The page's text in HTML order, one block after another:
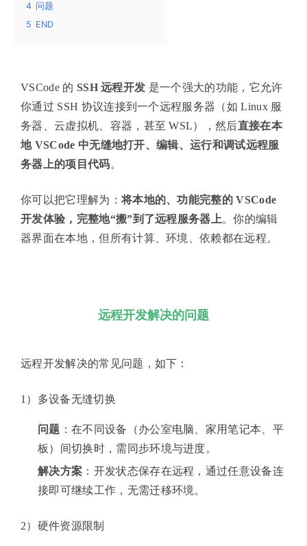
4 问题
5 END
VSCode 的 SSH 远程开发 是一个强大的功能，它允许
你通过 SSH 协议连接到一个远程服务器（如 Linux 服
务器、云虚拟机、容器，甚至 WSL），然后直接在本
地 VSCode 中无缝地打开、编辑、运行和调试远程服
务器上的项目代码。
你可以把它理解为：将本地的、功能完整的 VSCode
开发体验，完整地“搬”到了远程服务器上。你的编辑
器界面在本地，但所有计算、环境、依赖都在远程。
远程开发解决的问题
远程开发解决的常见问题，如下：
1）多设备无缝切换
问题 ：在不同设备（办公室电脑、家用笔记本、平
板）间切换时，需同步环境与进度。
解决方案 ：开发状态保存在远程，通过任意设备连
接即可继续工作，无需迁移环境。
2）硬件资源限制